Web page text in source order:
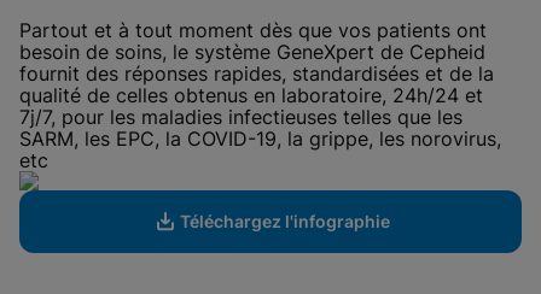
View & Update your Cookie Settings
View Privacy Policy
Enable Functional Cookies
Partout et à tout moment dès que vos patients ont
besoin de soins, le système GeneXpert de Cepheid
fournit des réponses rapides, standardisées et de la
qualité de celles obtenus en laboratoire, 24h/24 et
7j/7, pour les maladies infectieuses telles que les
SARM, les EPC, la COVID-19, la grippe, les norovirus,
etc
Téléchargez l'infographie